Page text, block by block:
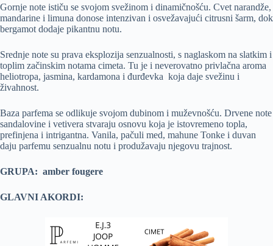
Gornje note ističu se svojom svežinom i dinamičnošću. Cvet narandže,
mandarine i limuna donose intenzivan i osvežavajući citrusni šarm, dok
bergamot dodaje pikantnu notu.
Srednje note su prava eksplozija senzualnosti, s naglaskom na slatkim i
toplim začinskim notama cimeta. Tu je i neverovatno privlačna aroma
heliotropa, jasmina, kardamona i đurđevka koja daje svežinu i
živahnost.
Baza parfema se odlikuje svojom dubinom i muževnošću. Drvene note
sandalovine i vetivera stvaraju osnovu koja je istovremeno topla,
prefinjena i intrigantna. Vanila, pačuli med, mahune Tonke i duvan
daju parfemu senzualnu notu i produžavaju njegovu trajnost.
GRUPA: amber fougere
GLAVNI AKORDI: